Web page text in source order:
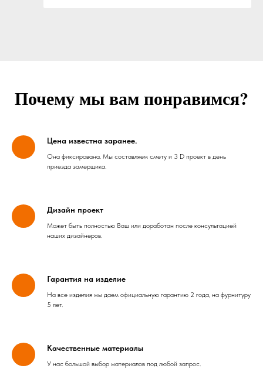
Почему мы вам понравимся?
Цена известна заранее.
Она фиксирована. Мы составляем смету и 3 D проект в день
приезда замерщика.
Дизайн проект
Может быть полностью Ваш или доработан после консультацией
наших дизайнеров.
Гарантия на изделие
На все изделия мы даем официальную гарантию 2 года, на фурнитуру
5 лет.
Качественные материалы
У нас большой выбор материалов под любой запрос.